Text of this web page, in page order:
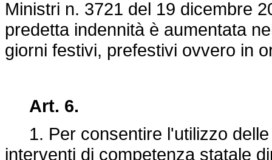
Ministri n. 3721 del 19 dicembre
predetta indennità è aumentata
giorni festivi, prefestivi ovvero in
Art. 6.
1. Per consentire l'utilizzo delle
interventi di competenza statale